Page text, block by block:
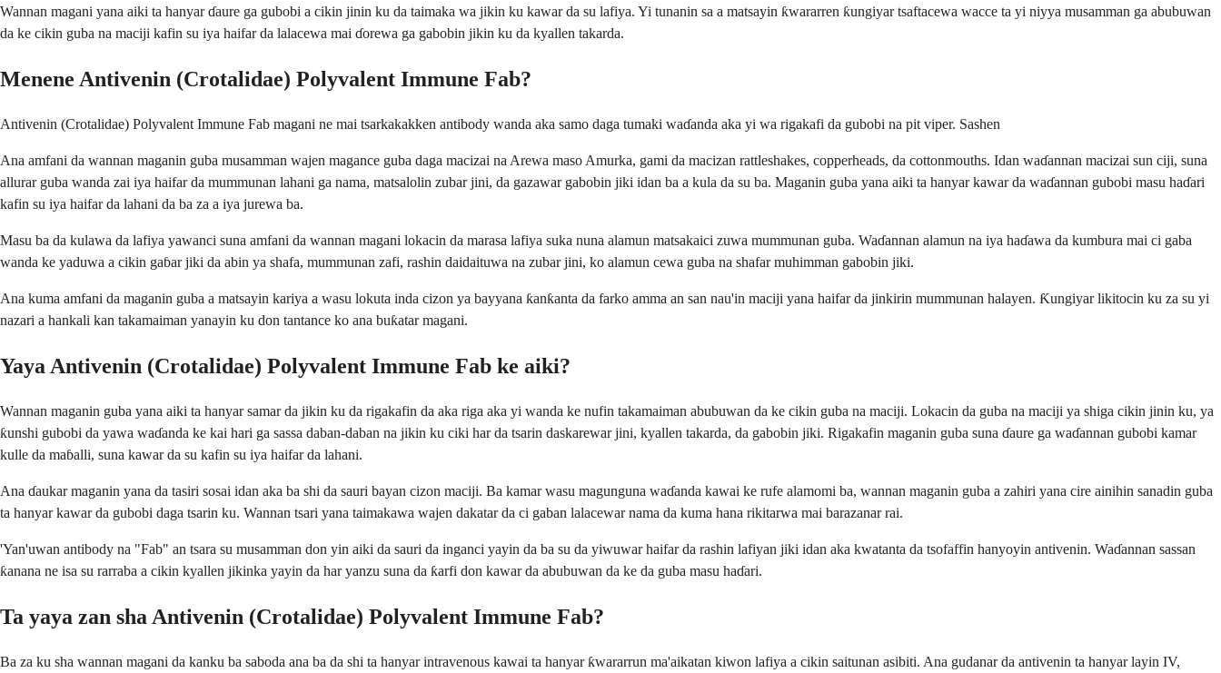
Wannan magani yana aiki ta hanyar ɗaure ga gubobi a cikin jinin ku da taimaka wa jikin ku kawar da su lafiya. Yi tunanin sa a matsayin ƙwararren ƙungiyar tsaftacewa wacce ta yi niyya musamman ga abubuwan
da ke cikin guba na maciji kafin su iya haifar da lalacewa mai ɗorewa ga gabobin jikin ku da kyallen takarda.
Menene Antivenin (Crotalidae) Polyvalent Immune Fab?
Antivenin (Crotalidae) Polyvalent Immune Fab magani ne mai tsarkakakken antibody wanda aka samo daga tumaki waɗanda aka yi wa rigakafi da gubobi na pit viper. Sashen
Ana amfani da wannan maganin guba musamman wajen magance guba daga macizai na Arewa maso Amurka, gami da macizan rattleshakes, copperheads, da cottonmouths. Idan waɗannan macizai sun ciji, suna
allurar guba wanda zai iya haifar da mummunan lahani ga nama, matsalolin zubar jini, da gazawar gabobin jiki idan ba a kula da su ba. Maganin guba yana aiki ta hanyar kawar da waɗannan gubobi masu haɗari
kafin su iya haifar da lahani da ba za a iya jurewa ba.
Masu ba da kulawa da lafiya yawanci suna amfani da wannan magani lokacin da marasa lafiya suka nuna alamun matsakaici zuwa mummunan guba. Waɗannan alamun na iya haɗawa da kumbura mai ci gaba
wanda ke yaduwa a cikin gaɓar jiki da abin ya shafa, mummunan zafi, rashin daidaituwa na zubar jini, ko alamun cewa guba na shafar muhimman gabobin jiki.
Ana kuma amfani da maganin guba a matsayin kariya a wasu lokuta inda cizon ya bayyana ƙanƙanta da farko amma an san nau'in maciji yana haifar da jinkirin mummunan halayen. Ƙungiyar likitocin ku za su yi
nazari a hankali kan takamaiman yanayin ku don tantance ko ana buƙatar magani.
Yaya Antivenin (Crotalidae) Polyvalent Immune Fab ke aiki?
Wannan maganin guba yana aiki ta hanyar samar da jikin ku da rigakafin da aka riga aka yi wanda ke nufin takamaiman abubuwan da ke cikin guba na maciji. Lokacin da guba na maciji ya shiga cikin jinin ku, ya
ƙunshi gubobi da yawa waɗanda ke kai hari ga sassa daban-daban na jikin ku ciki har da tsarin daskarewar jini, kyallen takarda, da gabobin jiki. Rigakafin maganin guba suna ɗaure ga waɗannan gubobi kamar
kulle da maɓalli, suna kawar da su kafin su iya haifar da lahani.
Ana ɗaukar maganin yana da tasiri sosai idan aka ba shi da sauri bayan cizon maciji. Ba kamar wasu magunguna waɗanda kawai ke rufe alamomi ba, wannan maganin guba a zahiri yana cire ainihin sanadin guba
ta hanyar kawar da gubobi daga tsarin ku. Wannan tsari yana taimakawa wajen dakatar da ci gaban lalacewar nama da kuma hana rikitarwa mai barazanar rai.
'Yan'uwan antibody na "Fab" an tsara su musamman don yin aiki da sauri da inganci yayin da ba su da yiwuwar haifar da rashin lafiyan jiki idan aka kwatanta da tsofaffin hanyoyin antivenin. Waɗannan sassan
ƙanana ne isa su rarraba a cikin kyallen jikinka yayin da har yanzu suna da ƙarfi don kawar da abubuwan da ke da guba masu haɗari.
Ta yaya zan sha Antivenin (Crotalidae) Polyvalent Immune Fab?
Ba za ku sha wannan magani da kanku ba saboda ana ba da shi ta hanyar intravenous kawai ta hanyar ƙwararrun ma'aikatan kiwon lafiya a cikin saitunan asibiti. Ana gudanar da antivenin ta hanyar layin IV,